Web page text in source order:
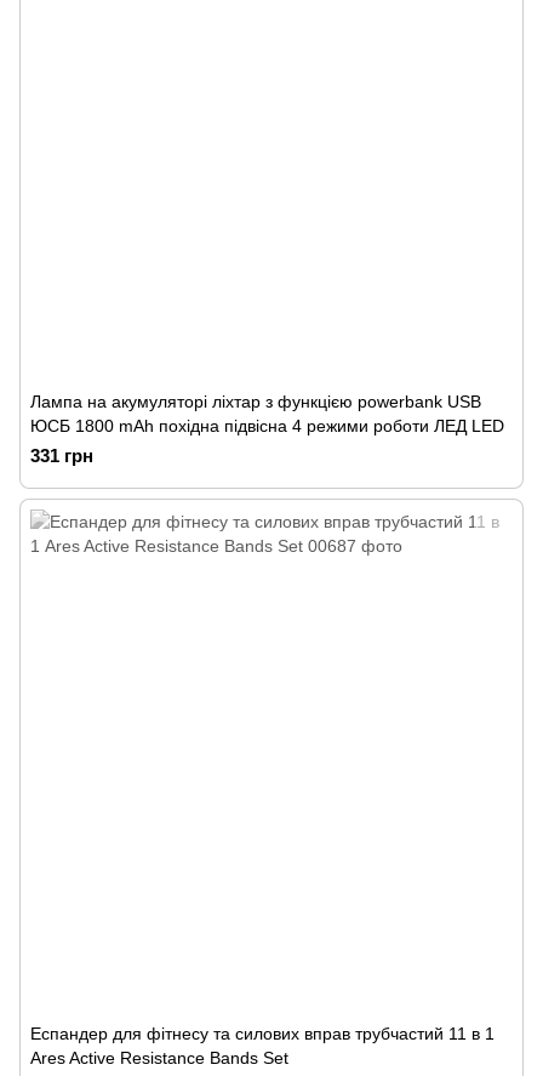
Лампа на акумуляторі ліхтар з функцією powerbank USB
ЮСБ 1800 mAh похідна підвісна 4 режими роботи ЛЕД LED
331 грн
Еспандер для фітнесу та силових вправ трубчастий 11 в 1
Ares Active Resistance Bands Set